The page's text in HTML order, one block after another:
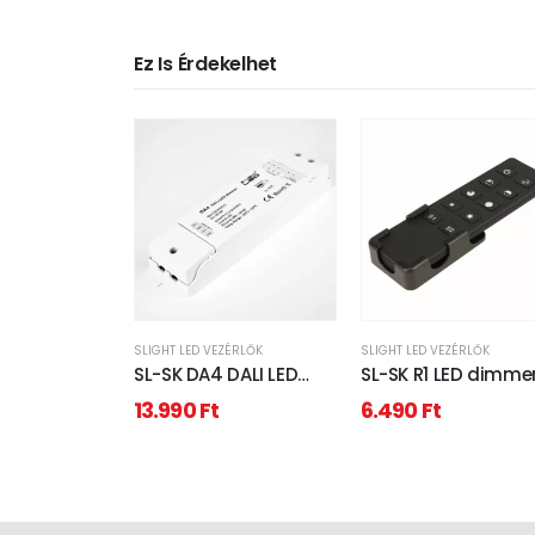
Ez Is Érdekelhet
SLIGHT LED VEZÉRLŐK
SL-SK DA4 DALI LED
Dimmer
fényerőszabályzó
13.990Ft
SLIGHT LED VEZÉRLŐK
SL-SK R1 LED
távirányító fali
tartóval 1 zóna
6.490Ft